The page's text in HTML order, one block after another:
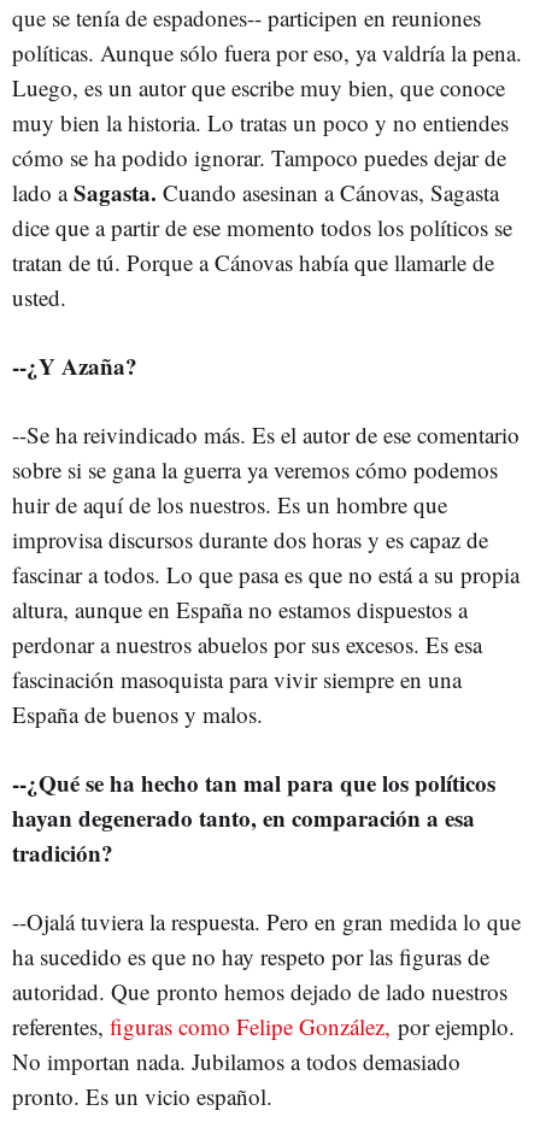
que se tenía de espadones-- participen en reuniones
políticas. Aunque sólo fuera por eso, ya valdría la pena.
Luego, es un autor que escribe muy bien, que conoce
muy bien la historia. Lo tratas un poco y no entiendes
cómo se ha podido ignorar. Tampoco puedes dejar de
lado aSagasta. Cuando asesinan a Cánovas, Sagasta
dice que a partir de ese momento todos los políticos se
tratan de tú. Porque a Cánovas había que llamarle de
usted.
--¿Y Azaña?
--Se ha reivindicado más. Es el autor de ese comentario
sobre si se gana la guerra ya veremos cómo podemos
huir de aquí de los nuestros. Es un hombre que
improvisa discursos durante dos horas y es capaz de
fascinar a todos. Lo que pasa es que no está a su propia
altura, aunque en España no estamos dispuestos a
perdonar a nuestros abuelos por sus excesos. Es esa
fascinación masoquista para vivir siempre en una
España de buenos y malos.
--¿Qué se ha hecho tan mal para que los políticos
hayan degenerado tanto, en comparación a esa
tradición?
--Ojalá tuviera la respuesta. Pero en gran medida lo que
ha sucedido es que no hay respeto por las figuras de
autoridad. Que pronto hemos dejado de lado nuestros
referentes, figuras como Felipe González, por ejemplo.
No importan nada. Jubilamos a todos demasiado
pronto. Es un vicio español.